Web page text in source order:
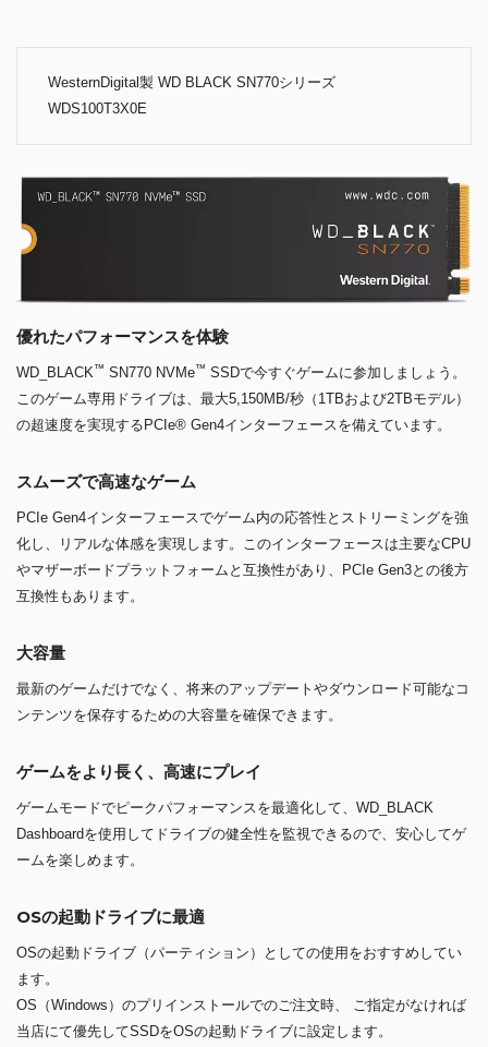
WesternDigital製 WD BLACK SN770シリーズ
WDS100T3X0E
優れたパフォーマンスを体験
WD_BLACK™ SN770 NVMe™ SSDで今すぐゲームに参加しましょう。
このゲーム専用ドライブは、最大5,150MB/秒（1TBおよび2TBモデル）
の超速度を実現するPCIe® Gen4インターフェースを備えています。
スムーズで高速なゲーム
PCIe Gen4インターフェースでゲーム内の応答性とストリーミングを強
化し、リアルな体感を実現します。このインターフェースは主要なCPU
やマザーボードプラットフォームと互換性があり、PCIe Gen3との後方
互換性もあります。
大容量
最新のゲームだけでなく、将来のアップデートやダウンロード可能なコ
ンテンツを保存するための大容量を確保できます。
ゲームをより長く、高速にプレイ
ゲームモードでピークパフォーマンスを最適化して、WD_BLACK
Dashboardを使用してドライブの健全性を監視できるので、安心してゲ
ームを楽しめます。
OSの起動ドライブに最適
OSの起動ドライブ（パーティション）としての使用をおすすめしてい
ます。
OS（Windows）のプリインストールでのご注文時、 ご指定がなければ
当店にて優先してSSDをOSの起動ドライブに設定します。